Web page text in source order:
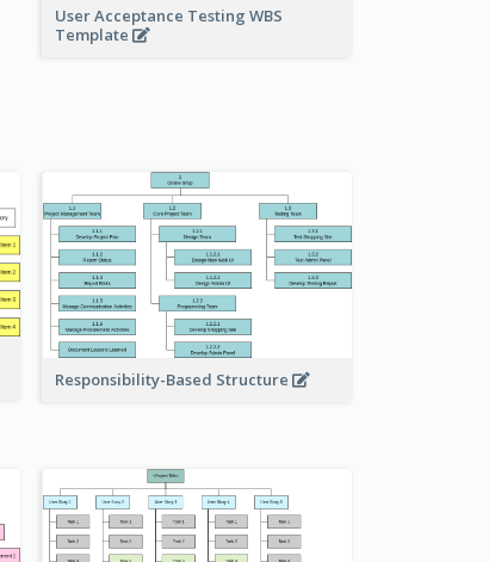
User Acceptance Testing WBS
Template
Responsibility-Based Structure